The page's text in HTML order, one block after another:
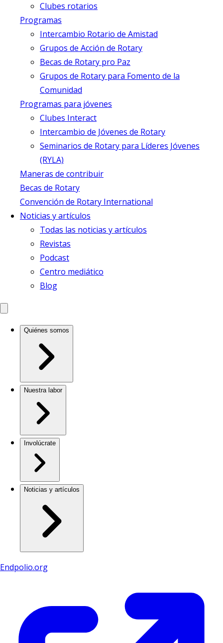
Clubes rotarios
Programas
Intercambio Rotario de Amistad
Grupos de Acción de Rotary
Becas de Rotary pro Paz
Grupos de Rotary para Fomento de la
Comunidad
Programas para jóvenes
Clubes Interact
Intercambio de Jóvenes de Rotary
Seminarios de Rotary para Líderes Jóvenes
(RYLA)
Maneras de contribuir
Becas de Rotary
Convención de Rotary International
Noticias y artículos
Todas las noticias y artículos
Revistas
Podcast
Centro mediático
Blog
Quiénes somos
Nuestra labor
Involúcrate
Noticias y artículos
Endpolio.org